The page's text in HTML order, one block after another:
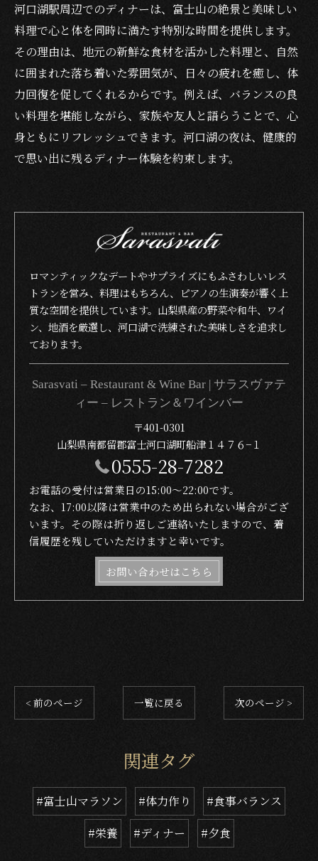
河口湖駅周辺でのディナーは、富士山の絶景と美味しい
料理で心と体を同時に満たす特別な時間を提供します。
その理由は、地元の新鮮な食材を活かした料理と、自然
に囲まれた落ち着いた雰囲気が、日々の疲れを癒し、体
力回復を促してくれるからです。例えば、バランスの良
い料理を堪能しながら、家族や友人と語らうことで、心
身ともにリフレッシュできます。河口湖の夜は、健康的
で思い出に残るディナー体験を約束します。
ロマンティックなデートやサプライズにもふさわしいレス
トランを営み、料理はもちろん、ピアノの生演奏が響く上
質な空間を提供しています。山梨県産の野菜や和牛、ワイ
ン、地酒を厳選し、河口湖で洗練された美味しさを追求し
ております。
Sarasvati – Restaurant & Wine Bar | サラスヴァテ
ィー – レストラン＆ワインバー
〒401-0301
山梨県南都留郡富士河口湖町船津１４７６−１
0555-28-7282
お電話の受付は営業日の15:00〜22:00です。
なお、17:00以降は営業中のため出られない場合がござ
います。その際は折り返しご連絡いたしますので、着
信履歴を残していただけますと幸いです。
お問い合わせはこちら
< 前のページ 一覧に戻る 次のページ >
関連タグ
#富士山マラソン #体力作り
#食事バランス
#栄養
#ディナー #夕食